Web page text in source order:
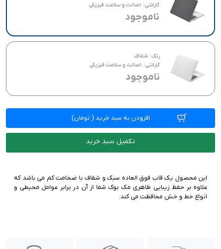
گارانتی: اصالت و سلامت فیزیکی
ناموجود
رنگ: شفاف
گارانتی: اصالت و سلامت فیزیکی
ناموجود
افزودن به سبد خرید ( تومان)
تکمیل سبد خرید
این محصول یک قاب فوق العاده سبک و شفاف با ضخامت کم می باشد که
علاوه بر حفظ زیبایی ظاهری مک بوک شما از آن در برابر عوامل محیطی و
انواع خط و خش محافظت می کند.